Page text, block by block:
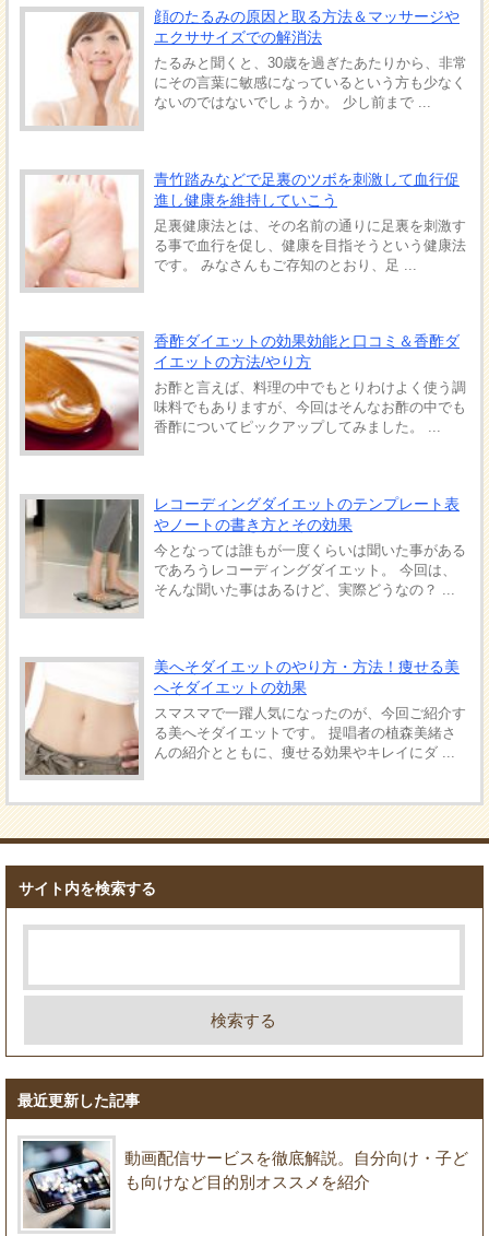
顔のたるみの原因と取る方法＆マッサージや
エクササイズでの解消法
たるみと聞くと、30歳を過ぎたあたりから、非常
にその言葉に敏感になっているという方も少なく
ないのではないでしょうか。 少し前まで ...
青竹踏みなどで足裏のツボを刺激して血行促
進し健康を維持していこう
足裏健康法とは、その名前の通りに足裏を刺激す
る事で血行を促し、健康を目指そうという健康法
です。 みなさんもご存知のとおり、足 ...
香酢ダイエットの効果効能と口コミ＆香酢ダ
イエットの方法/やり方
お酢と言えば、料理の中でもとりわけよく使う調
味料でもありますが、今回はそんなお酢の中でも
香酢についてピックアップしてみました。 ...
レコーディングダイエットのテンプレート表
やノートの書き方とその効果
今となっては誰もが一度くらいは聞いた事がある
であろうレコーディングダイエット。 今回は、
そんな聞いた事はあるけど、実際どうなの？ ...
美へそダイエットのやり方・方法！痩せる美
へそダイエットの効果
スマスマで一躍人気になったのが、今回ご紹介す
る美へそダイエットです。 提唱者の植森美緒さ
んの紹介とともに、痩せる効果やキレイにダ ...
サイト内を検索する
最近更新した記事
動画配信サービスを徹底解説。自分向け・子ど
も向けなど目的別オススメを紹介